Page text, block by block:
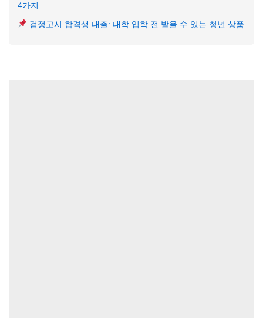
4가지
검정고시 합격생 대출: 대학 입학 전 받을 수 있는 청년 상품